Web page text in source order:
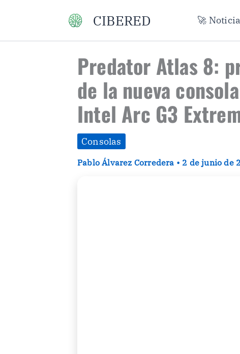
contenido
CIBERED 🚀
Predator Atlas 8:
de la nueva
Intel Arc G3
Consolas
Pablo Álvarez Corredera • 2 de junio de